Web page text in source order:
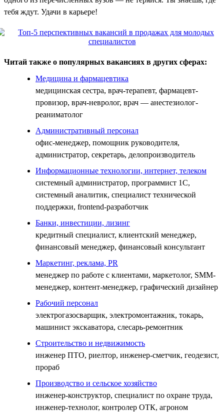
тебя ждут. Удачи в карьере!
Читай также о популярных вакансиях в других сферах:
Медицина и фармацевтика
медицинская сестра, врач-терапевт, фармацевт-
провизор, врач-невролог, врач — анестезиолог-
реаниматолог
Административный персонал
офис-менеджер, помощник руководителя,
администратор, секретарь, делопроизводитель
Информационные технологии, интернет, телеком
системный администратор, программист 1С,
системный аналитик, специалист технической
поддержки, frontend-разработчик
Банки, инвестиции, лизинг
кредитный специалист, клиентский менеджер,
финансовый менеджер, финансовый консультант
Маркетинг, реклама, PR
менеджер по работе с клиентами, маркетолог, SMM-
менеджер, контент-менеджер, графический дизайнер
Рабочий персонал
электрогазосварщик, электромонтажник, токарь,
машинист экскаватора, слесарь-ремонтник
Строительство и недвижимость
инженер ПТО, риелтор, инженер-сметчик, геодезист,
прораб
Производство и сельское хозяйство
инженер-конструктор, специалист по охране труда,
инженер-технолог, контролер ОТК, агроном